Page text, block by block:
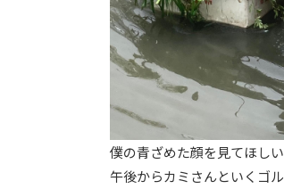
僕の青ざめた顔を見てほしい
午後からカミさんといくゴ